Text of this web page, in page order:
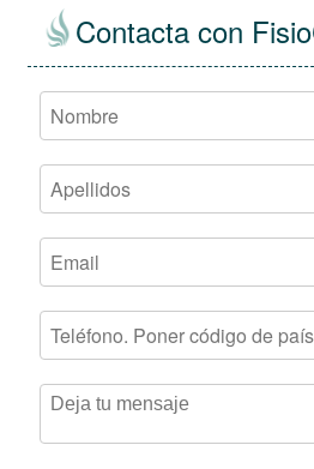
Contacta con